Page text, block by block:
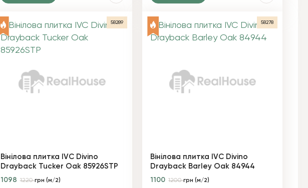
58289
Вінілова плитка IVC Divino
Drayback Tucker Oak 85926STP
1098 1220грн (м/2)
58278
Вінілова плитка IVC Divino
Drayback Barley Oak 84944
1100 1200грн (м/2)